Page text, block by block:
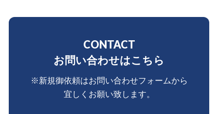
CONTACT
お問い合わせはこちら
※新規御依頼はお問い合わせフォームから
宜しくお願い致します。